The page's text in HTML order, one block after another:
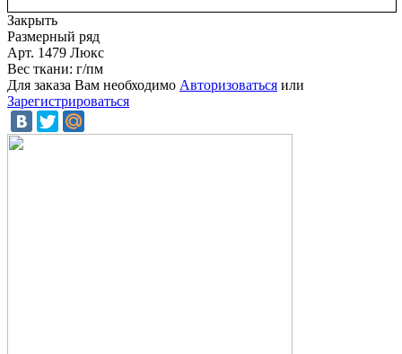
Закрыть
Размерный ряд
Арт. 1479 Люкс
Вес ткани: г/пм
Для заказа Вам необходимо Авторизоваться или
Зарегистрироваться